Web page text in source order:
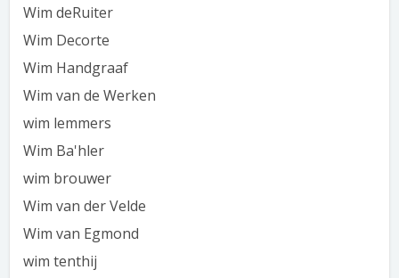
Wim deRuiter
Wim Decorte
Wim Handgraaf
Wim van de Werken
wim lemmers
Wim Ba'hler
wim brouwer
Wim van der Velde
Wim van Egmond
wim tenthij